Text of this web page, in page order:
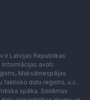
ir Latvijas Republikas
Informācijas avoti:
Maksātnespējas
faktisko datu reģistrs, u.c..
spēka. Sistēmas